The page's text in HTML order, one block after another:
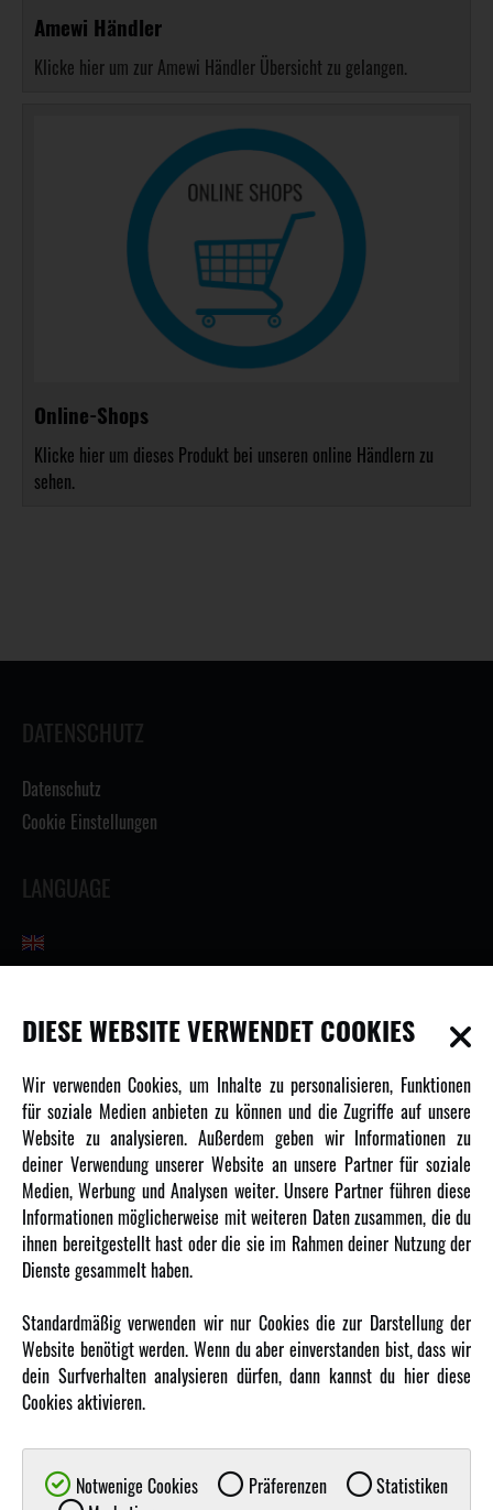
Amewi Händler
Klicke hier um zur Amewi Händler Übersicht zu gelangen.
Online-Shops
Klicke hier um dieses Produkt bei unseren online Händlern zu
sehen.
DATENSCHUTZ
Datenschutz
Cookie Einstellungen
LANGUAGE
INFORMATIONEN
Newsletter
Über uns
Karriere
Amewi Kataloge
MEHR VON AMEWI
AMXRacing - Qualitäts RC-Zubehör
Amewi Construction - Nutzfahrzeuge
Malinos - Die kreative Seite von Amewi
Werden Sie Amewi Händler
DIESE WEBSITE VERWENDET COOKIES
Wir verwenden Cookies, um Inhalte zu personalisieren, Funktionen
für soziale Medien anbieten zu können und die Zugriffe auf unsere
Website zu analysieren. Außerdem geben wir Informationen zu
deiner Verwendung unserer Website an unsere Partner für soziale
Medien, Werbung und Analysen weiter. Unsere Partner führen diese
Informationen möglicherweise mit weiteren Daten zusammen, die du
ihnen bereitgestellt hast oder die sie im Rahmen deiner Nutzung der
Dienste gesammelt haben.
Standardmäßig verwenden wir nur Cookies die zur Darstellung der
Website benötigt werden. Wenn du aber einverstanden bist, dass wir
dein Surfverhalten analysieren dürfen, dann kannst du hier diese
Cookies aktivieren.
Notwenige Cookies Präferenzen
Statistiken